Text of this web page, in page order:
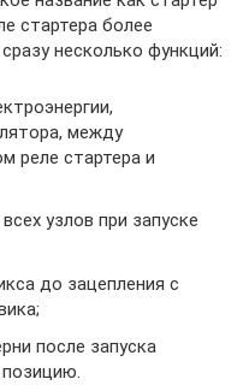
стартера более
несколько функций:
между
реле стартера и
узлов при запуске
до зацепления с
после запуска